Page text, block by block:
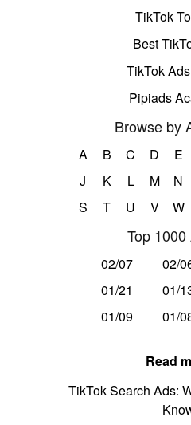
TikTok
Best
TikTok
Pipiads
Browse by
A B C D E
J
K L M N
S
T U V W
Top
02/07 02/
01/21
01/
01/09
01/
Read
TikTok Search Ads: